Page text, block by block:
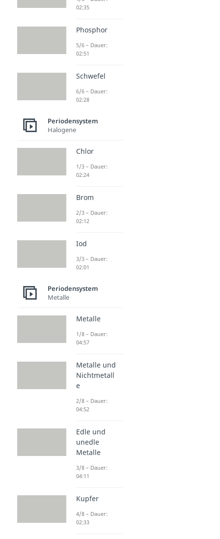
02:35
Phosphor
5/6 – Dauer:
02:51
Schwefel
6/6 – Dauer:
02:28
Periodensystem
Halogene
Chlor
1/3 – Dauer:
02:24
Brom
2/3 – Dauer:
02:12
Iod
3/3 – Dauer:
02:01
Periodensystem
Metalle
Metalle
1/8 – Dauer:
04:57
Metalle und
Nichtmetall
e
2/8 – Dauer:
04:52
Edle und
unedle
Metalle
3/8 – Dauer:
04:11
Kupfer
4/8 – Dauer:
02:33